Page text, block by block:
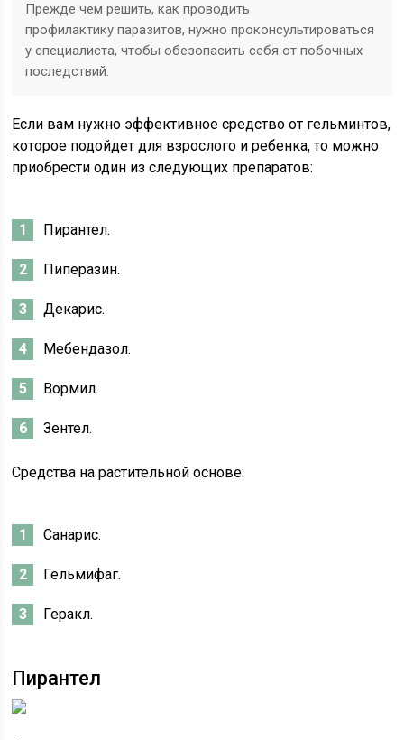
Прежде чем решить, как проводить
профилактику паразитов, нужно проконсультироваться
у специалиста, чтобы обезопасить себя от побочных
последствий.
Если вам нужно эффективное средство от гельминтов,
которое подойдет для взрослого и ребенка, то можно
приобрести один из следующих препаратов:
Пирантел.
Пиперазин.
Декарис.
Мебендазол.
Вормил.
Зентел.
Средства на растительной основе:
Санарис.
Гельмифаг.
Геракл.
Пирантел